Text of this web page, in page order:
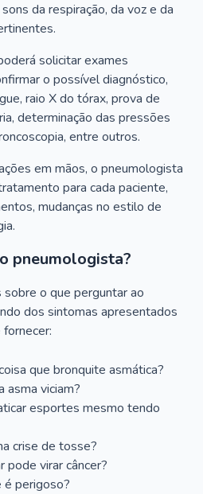
da respiração, da voz e da
solicitar exames
o possível diagnóstico,
raio X do tórax, prova de
determinação das pressões
entre outros.
em mãos, o pneumologista
para cada paciente,
mudanças no estilo de
pneumologista?
o que perguntar ao
dos sintomas apresentados
que bronquite asmática?
asma viciam?
esportes mesmo tendo
crise de tosse?
pode virar câncer?
é perigoso?